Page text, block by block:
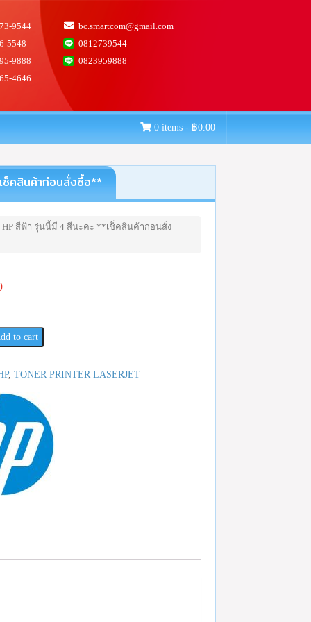
9544
bc.smartcom@gmail.com
5548
0812739544
9888
0823959888
4646
0 items - ฿0.00
ช็คสินค้าก่อนสั่งซื้อ**
HP สีฟ้า รุ่นนี้มี 4 สีนะคะ **เช็คสินค้าก่อนสั่ง
to cart
, TONER PRINTER LASERJET